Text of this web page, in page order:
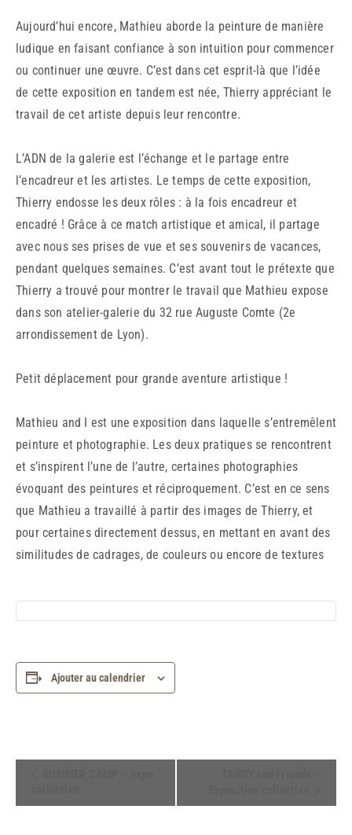
Aujourd’hui encore, Mathieu aborde la peinture de manière
ludique en faisant confiance à son intuition pour commencer
ou continuer une œuvre. C’est dans cet esprit-là que l’idée
de cette exposition en tandem est née, Thierry appréciant le
travail de cet artiste depuis leur rencontre.
L’ADN de la galerie est l’échange et le partage entre
l’encadreur et les artistes. Le temps de cette exposition,
Thierry endosse les deux rôles : à la fois encadreur et
encadré ! Grâce à ce match artistique et amical, il partage
avec nous ses prises de vue et ses souvenirs de vacances,
pendant quelques semaines. C’est avant tout le prétexte que
Thierry a trouvé pour montrer le travail que Mathieu expose
dans son atelier-galerie du 32 rue Auguste Comte (2e
arrondissement de Lyon).
Petit déplacement pour grande aventure artistique !
Mathieu and I est une exposition dans laquelle s’entremêlent
peinture et photographie. Les deux pratiques se rencontrent
et s’inspirent l’une de l’autre, certaines photographies
évoquant des peintures et réciproquement. C’est en ce sens
que Mathieu a travaillé à partir des images de Thierry, et
pour certaines directement dessus, en mettant en avant des
similitudes de cadrages, de couleurs ou encore de textures
Ajouter au calendrier
Évènement